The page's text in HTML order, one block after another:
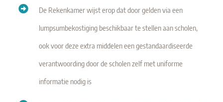
De Rekenkamer wijst erop dat door gelden via een
lumpsumbekostiging beschikbaar te stellen aan scholen,
ook voor deze extra middelen een gestandaardiseerde
verantwoording door de scholen zelf met uniforme
informatie nodig is